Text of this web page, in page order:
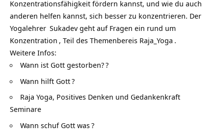
Konzentrationsfähigkeit fördern kannst, und wie du auch
anderen helfen kannst, sich besser zu konzentrieren. Der
Yogalehrer Sukadev geht auf Fragen ein rund um
Konzentration , Teil des Themenbereis Raja_Yoga .
Weitere Infos:
Wann ist Gott gestorben??
Wann hilft Gott?
Raja Yoga, Positives Denken und Gedankenkraft
Seminare
Wann schuf Gott was?